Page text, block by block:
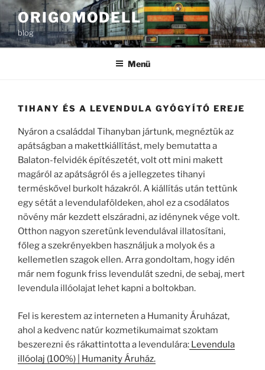
Tartalomhoz
ORIGOMODELL
blog
Menü
TIHANY ÉS A LEVENDULA GYÓGYÍTÓ EREJE
Nyáron a családdal Tihanyban jártunk, megnéztük az
apátságban a makettkiállítást, mely bemutatta a
Balaton-felvidék építészetét, volt ott mini makett
magáról az apátságról és a jellegzetes tihanyi
terméskővel burkolt házakról. A kiállítás után tettünk
egy sétát a levendulaföldeken, ahol ez a csodálatos
növény már kezdett elszáradni, az idénynek vége volt.
Otthon nagyon szeretünk levendulával illatosítani,
főleg a szekrényekben használjuk a molyok és a
kellemetlen szagok ellen. Arra gondoltam, hogy idén
már nem fogunk friss levendulát szedni, de sebaj, mert
levendula illóolajat lehet kapni a boltokban.
Fel is kerestem az interneten a Humanity Áruházat,
ahol a kedvenc natúr kozmetikumaimat szoktam
beszerezni és rákattintotta a levendulára: Levendula
illóolaj (100%) | Humanity Áruház.